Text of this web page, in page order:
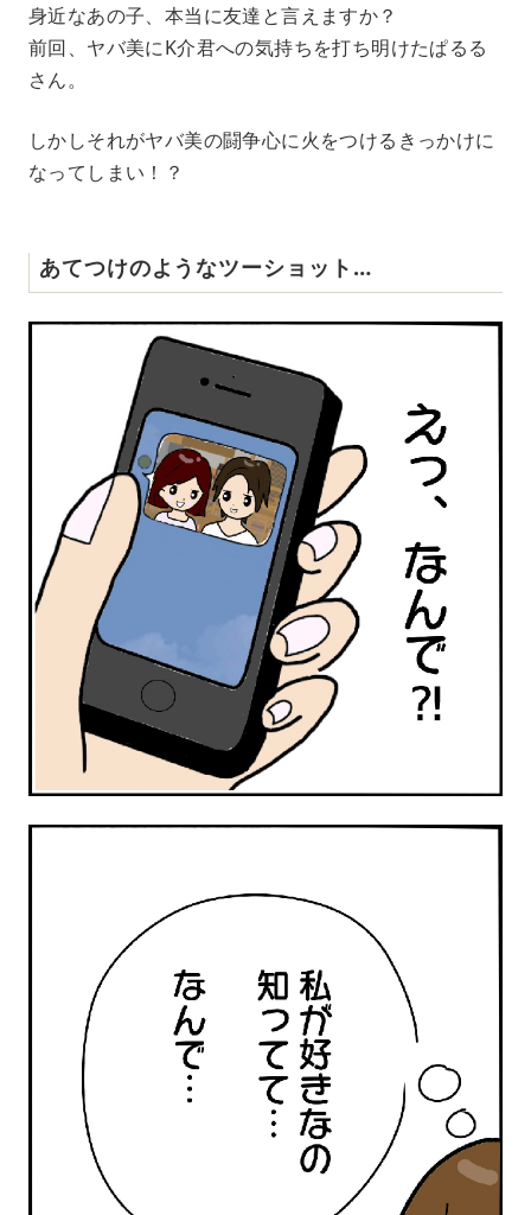
身近なあの子、本当に友達と言えますか？
前回、ヤバ美にK介君への気持ちを打ち明けたぱるる
さん。
しかしそれがヤバ美の闘争心に火をつけるきっかけに
なってしまい！？
あてつけのようなツーショット…